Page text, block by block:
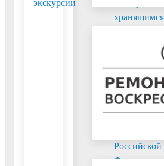
экскурсии
фонду
книг, с
соблюдения
Российской
Федерации